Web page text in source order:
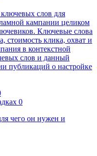
слов для
кампании целиком
Ключевые слова
стоимость клика, охват и
в контекстной
слов и данный
публикаций о настройке
0